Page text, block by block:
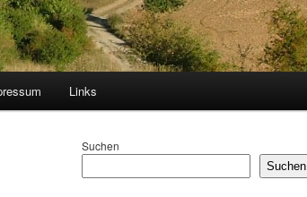
Links
Suchen
Suchen